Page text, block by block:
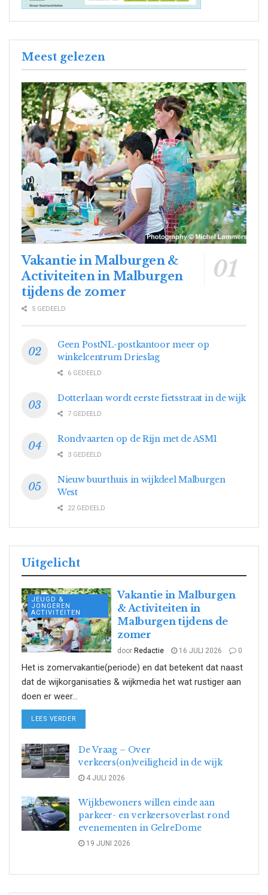
Meest gelezen
Vakantie in Malburgen &
Activiteiten in Malburgen
tijdens de zomer
5 GEDEELD
Geen PostNL-postkantoor meer op
winkelcentrum Drieslag
6 GEDEELD
Dotterlaan wordt eerste fietsstraat in de wijk
7 GEDEELD
Rondvaarten op de Rijn met de ASM1
3 GEDEELD
Nieuw buurthuis in wijkdeel Malburgen
West
22 GEDEELD
Uitgelicht
JEUGD &
JONGEREN
ACTIVITEITEN
Vakantie in Malburgen
& Activiteiten in
Malburgen tijdens de
zomer
door Redactie 16 JULI 2026 0
Het is zomervakantie(periode) en dat betekent dat naast
dat de wijkorganisaties & wijkmedia het wat rustiger aan
doen er weer...
LEES VERDER
De Vraag – Over
verkeers(on)veiligheid in de wijk
4 JULI 2026
Wijkbewoners willen einde aan
parkeer- en verkeersoverlast rond
evenementen in GelreDome
19 JUNI 2026